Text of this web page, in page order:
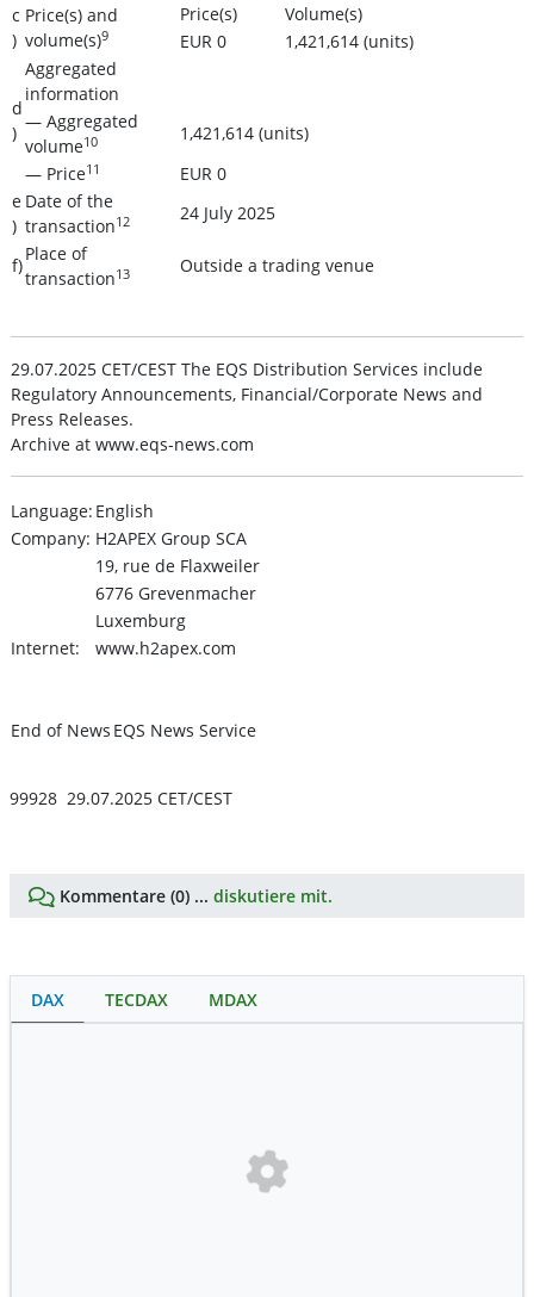
c
)
Price(s) and
volume(s)9
Price(s)
Volume(s)
EUR 0
1,421,614 (units)
d
)
Aggregated
information
— Aggregated
volume10
1,421,614 (units)
— Price11
EUR 0
e
)
Date of the
transaction12 24 July 2025
f)
Place of
transaction13 Outside a trading venue
29.07.2025 CET/CEST The EQS Distribution Services include
Regulatory Announcements, Financial/Corporate News and
Press Releases.
Archive at www.eqs-news.com
Language: English
Company: H2APEX Group SCA
19, rue de Flaxweiler
6776 Grevenmacher
Luxemburg
Internet:
www.h2apex.com
End of News EQS News Service
99928 29.07.2025 CET/CEST
Kommentare (0) ... diskutiere mit.
DAX TECDAX MDAX